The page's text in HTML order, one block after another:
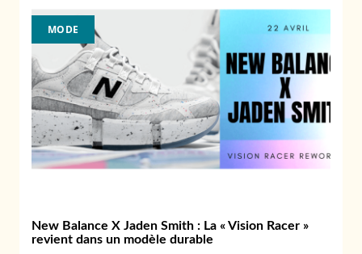
MODE
New Balance X Jaden Smith : La « Vision Racer »
revient dans un modèle durable